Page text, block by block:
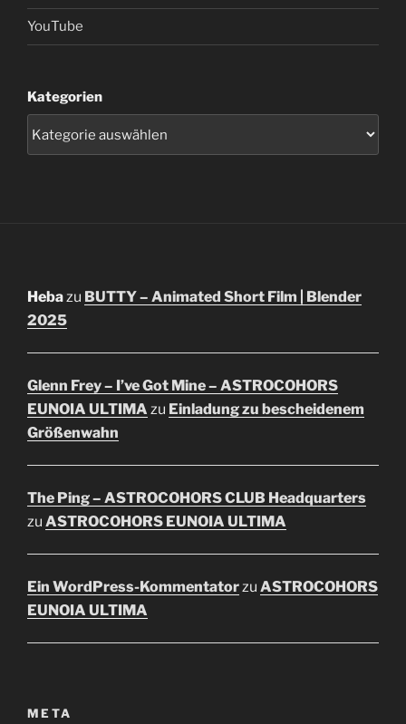
YouTube
Kategorien
Heba zu BUTTY – Animated Short Film | Blender
2025
Glenn Frey – I’ve Got Mine – ASTROCOHORS
EUNOIA ULTIMA zu Einladung zu bescheidenem
Größenwahn
The Ping – ASTROCOHORS CLUB Headquarters
zu ASTROCOHORS EUNOIA ULTIMA
Ein WordPress-Kommentator zu ASTROCOHORS
EUNOIA ULTIMA
META